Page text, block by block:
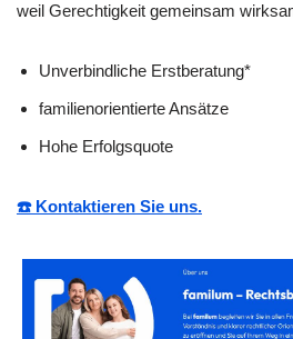
weil Gerechtigkeit gemeinsam
Unverbindliche Erstberatung*
familienorientierte Ansätze
Hohe Erfolgsquote
☎️ Kontaktieren Sie uns.